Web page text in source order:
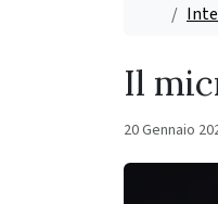
Home
Il
20 Gennaio